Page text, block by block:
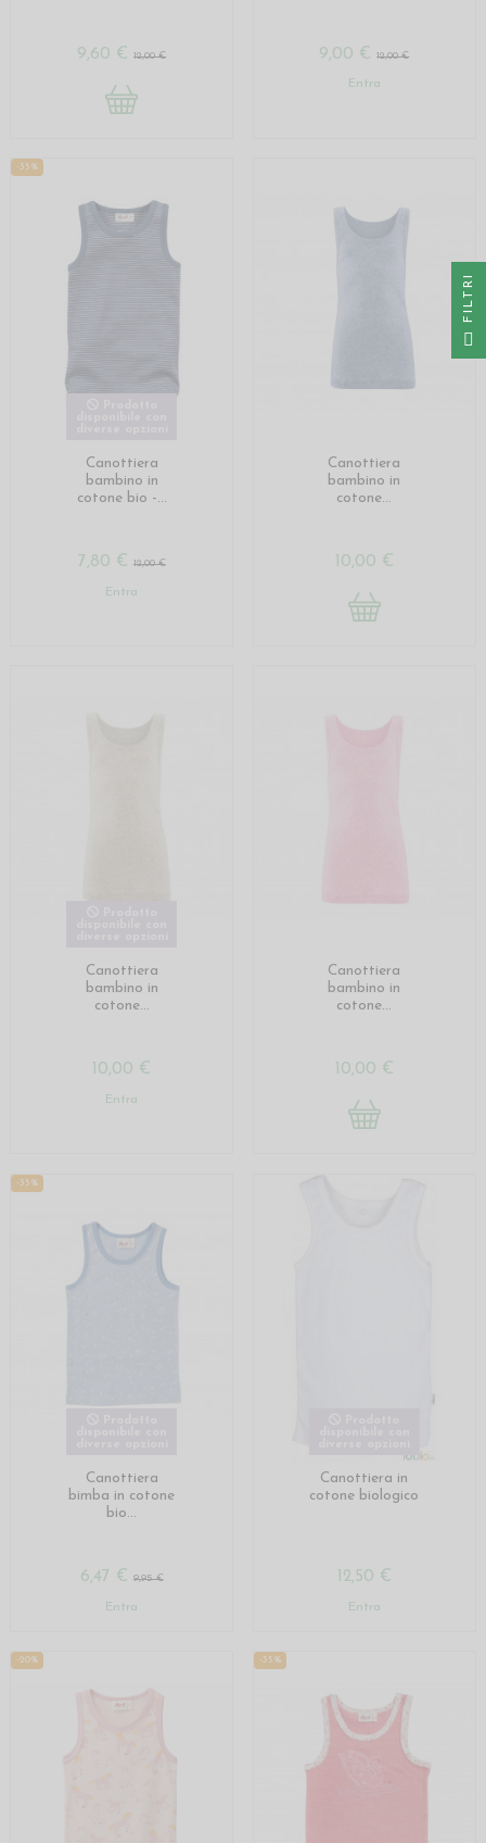
9,60 €12,00 € 9,00 €12,00 €
Entra
-35%
Canottiera
bambino in
cotone bio -...
7,80 € 12,00 €
Entra
Canottiera
bambino in
cotone...
10,00 €
Canottiera
bambino in
cotone...
10,00 €
Entra
Canottiera
bambino in
cotone...
10,00 €
-35%
Canottiera
bimba in cotone
bio...
6,47 € 9,95 €
Entra
Canottiera in
cotone biologico
12,50 €
Entra
-20% -35%
I